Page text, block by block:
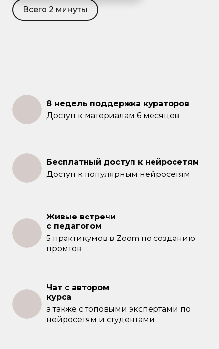
Всего 2 минуты
8 недель поддержка кураторов
Доступ к материалам 6 месяцев
Бесплатный доступ к нейросетям
Доступ к популярным нейросетям
Живые встречи
с педагогом
5 практикумов в Zoom по созданию
промтов
Чат с автором
курса
а также с топовыми экспертами по
нейросетям и студентами